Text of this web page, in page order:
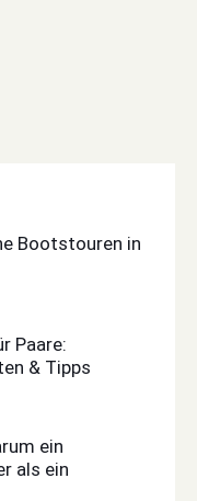
Bootstouren in
Paare:
& Tipps
ein
als ein